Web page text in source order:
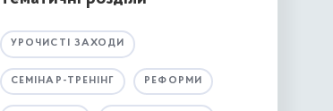
УРОЧИСТІ ЗАХОДИ
СЕМІНАР-ТРЕНІНГ РЕФОРМИ